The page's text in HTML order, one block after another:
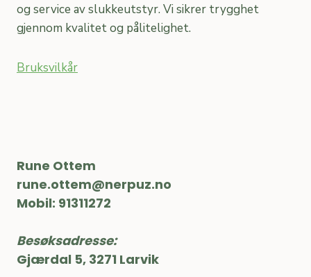
og service av slukkeutstyr. Vi sikrer trygghet
gjennom kvalitet og pålitelighet.
Bruksvilkår
Rune Ottem
rune.ottem@nerpuz.no
Mobil: 91311272
Besøksadresse:
Gjærdal 5, 3271 Larvik